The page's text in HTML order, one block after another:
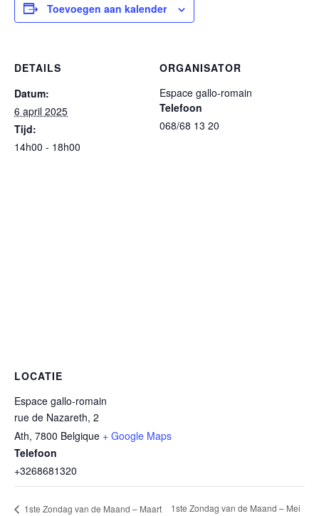
Toevoegen aan kalender
DETAILS
Datum:
6 april 2025
Tijd:
14h00 - 18h00
ORGANISATOR
Espace gallo-romain
Telefoon
068/68 13 20
LOCATIE
Espace gallo-romain
rue de Nazareth, 2
Ath, 7800 Belgique + Google Maps
Telefoon
+3268681320
1ste Zondag van de Maand – Maart 1ste Zondag van de Maand – Mei